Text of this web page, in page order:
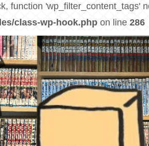
function 'wp_filter_content_tags'
class-wp-hook.php on line 286